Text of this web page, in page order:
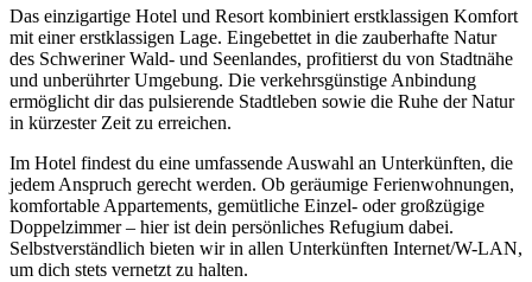
Das einzigartige Hotel und Resort kombiniert erstklassigen Komfort
mit einer erstklassigen Lage. Eingebettet in die zauberhafte Natur
des Schweriner Wald- und Seenlandes, profitierst du von Stadtnähe
und unberührter Umgebung. Die verkehrsgünstige Anbindung
ermöglicht dir das pulsierende Stadtleben sowie die Ruhe der Natur
in kürzester Zeit zu erreichen.
Im Hotel findest du eine umfassende Auswahl an Unterkünften, die
jedem Anspruch gerecht werden. Ob geräumige Ferienwohnungen,
komfortable Appartements, gemütliche Einzel- oder großzügige
Doppelzimmer – hier ist dein persönliches Refugium dabei.
Selbstverständlich bieten wir in allen Unterkünften Internet/W-LAN,
um dich stets vernetzt zu halten.